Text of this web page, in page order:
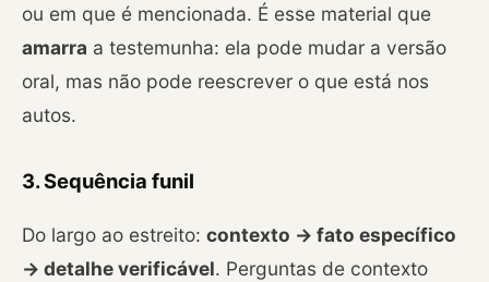
ou em que é mencionada. É esse material que
amarra a testemunha: ela pode mudar a versão
oral, mas não pode reescrever o que está nos
autos.
3. Sequência funil
Do largo ao estreito: contexto → fato específico
→ detalhe verificável. Perguntas de contexto